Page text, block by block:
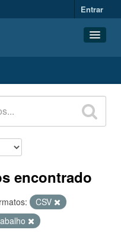
Entrar
encontrado
CSV